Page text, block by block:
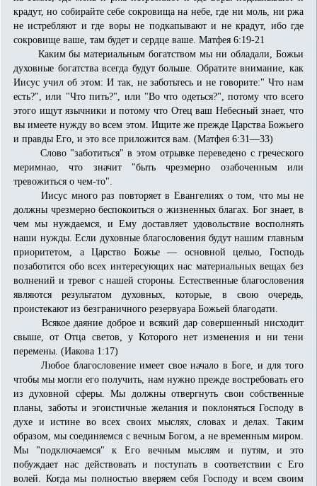
крадут, но собирайте себе сокровища на небе, где ни моль, ни ржа
не истребляют и где воры не подкапывают и не крадут, ибо где
сокровище ваше, там будет и сердце ваше. Матфея 6:19-21
Каким бы материальным богатством мы ни обладали, Божьи
духовные богатства всегда будут больше. Обратите внимание, как
Иисус учил об этом: И так, не заботьтесь и не говорите:" Что нам
есть?", или "Что пить?", или "Во что одеться?", потому что всего
этого ищут язычники и потому что Отец ваш Небесный знает, что
вы имеете нужду во всем этом. Ищите же прежде Царства Божьего
и правды Его, и это все приложится вам. (Матфея 6:31—33)
Слово "заботиться" в этом отрывке переведено с греческого
меримнао, что значит "быть чрезмерно озабоченным или
тревожиться о чем-то".
Иисус много раз повторяет в Евангелиях о том, что мы не
должны чрезмерно беспокоиться о жизненных благах. Бог знает, в
чем мы нуждаемся, и Ему доставляет удовольствие восполнять
наши нужды. Если духовные благословения будут нашим главным
приоритетом, а Царство Божье — основной целью, Господь
позаботится обо всех интересующих нас материальных вещах без
волнений и тревог с нашей стороны. Естественные благословения
являются результатом духовных, которые, в свою очередь,
проистекают из безграничного резервуара Божьей благодати.
Всякое даяние доброе и всякий дар совершенный нисходит
свыше, от Отца светов, у Которого нет изменения и ни тени
перемены. (Иакова 1:17)
Любое благословение имеет свое начало в Боге, и для того
чтобы мы могли его получить, нам нужно прежде востребовать его
из духовной сферы. Мы должны отвергнуть свои собственные
планы, заботы и эгоистичные желания и поклоняться Господу в
духе и истине во всех своих мыслях, словах и делах. Таким
образом, мы соединяемся с вечным Богом, а не временным миром.
Мы "подключаемся" к Его вечным мыслям и путям, и это
побуждает нас действовать и поступать в соответствии с Его
волей. Когда мы полностью вверяем себя Господу и всем своим